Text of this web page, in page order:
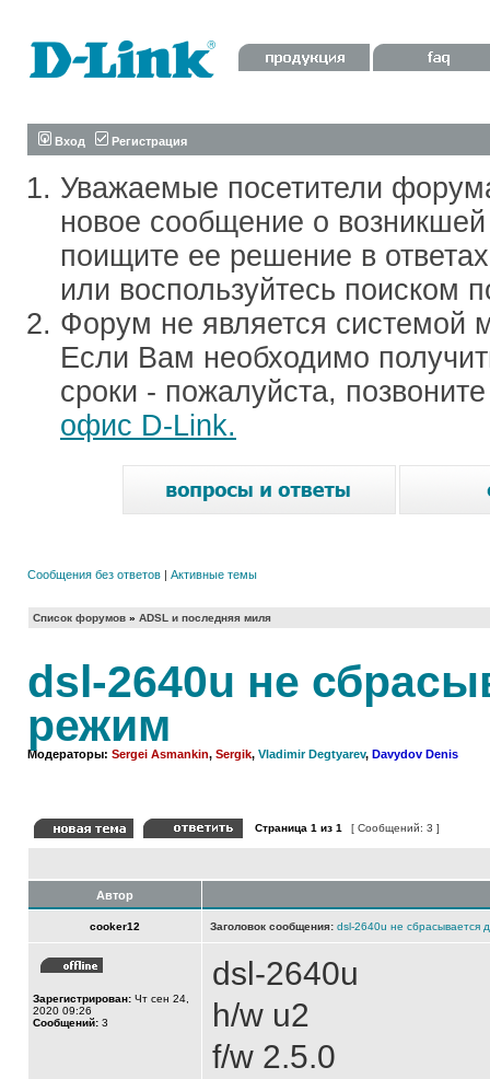
Вход Регистрация
Уважаемые посетители
новое сообщение о
поищите ее решение в
или воспользуйтесь поиском
Форум не является системой
Если Вам необходимо
сроки - пожалуйста,
офис D-Link.
Сообщения без ответов | Активные темы
Список форумов » ADSL и последняя миля
dsl-2640u не
режим
Модераторы: Sergei Asmankin, Sergik, Vladimir Degtyarev, Davydov Denis
Страница 1 из 1 [ Сообщений: 3 ]
Автор
cooker12 Заголовок сообщения: dsl-2640u не сбрасывается
Зарегистрирован: Чт сен 24,
2020 09:26
Сообщений: 3
dsl-2640u
h/w u2
f/w 2.5.0